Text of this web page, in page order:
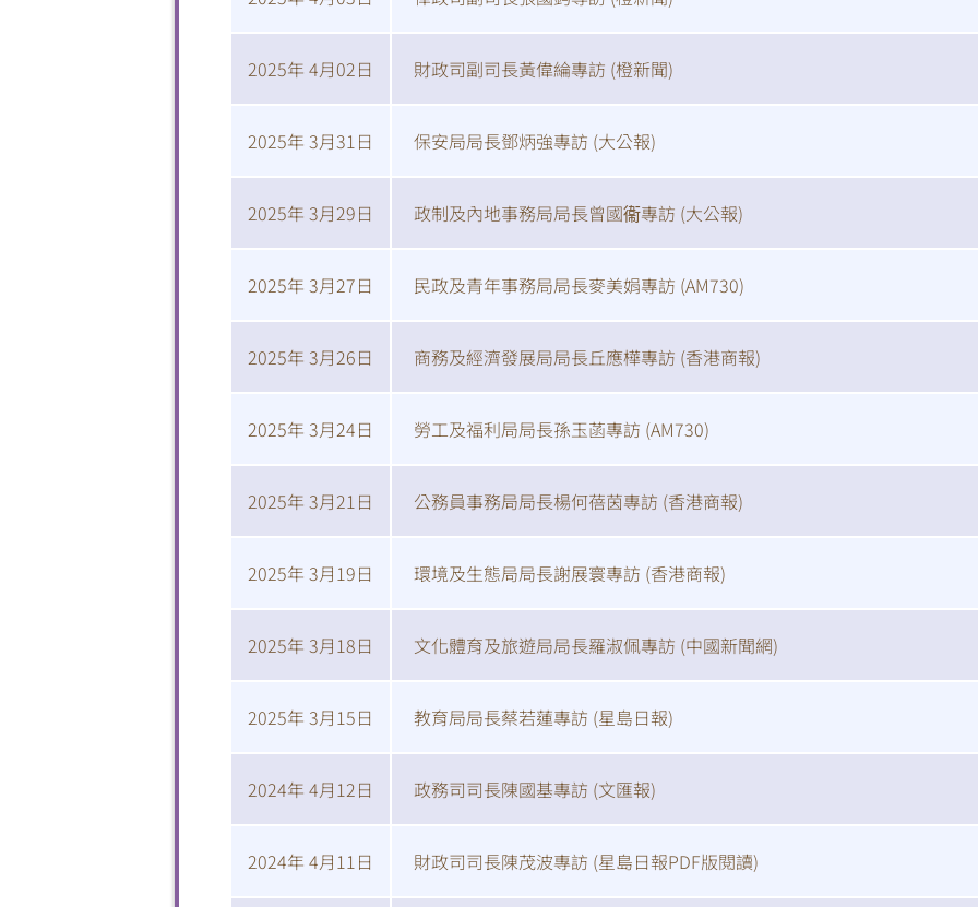
2025年 4月02日 財政司副司長黃偉綸專訪 (橙新聞)
2025年 3月31日 保安局局長鄧炳強專訪 (大公報)
2025年 3月29日 政制及內地事務局局長曾國衞專訪 (大公報)
2025年 3月27日 民政及青年事務局局長麥美娟專訪 (AM730)
2025年 3月26日 商務及經濟發展局局長丘應樺專訪 (香港商報)
2025年 3月24日 勞工及福利局局長孫玉菡專訪 (AM730)
2025年 3月21日 公務員事務局局長楊何蓓茵專訪 (香港商報)
2025年 3月19日 環境及生態局局長謝展寰專訪 (香港商報)
2025年 3月18日 文化體育及旅遊局局長羅淑佩專訪 (中國新聞網)
2025年 3月15日 教育局局長蔡若蓮專訪 (星島日報)
2024年 4月12日 政務司司長陳國基專訪 (文匯報)
2024年 4月11日 財政司司長陳茂波專訪 (星島日報PDF版閱讀)